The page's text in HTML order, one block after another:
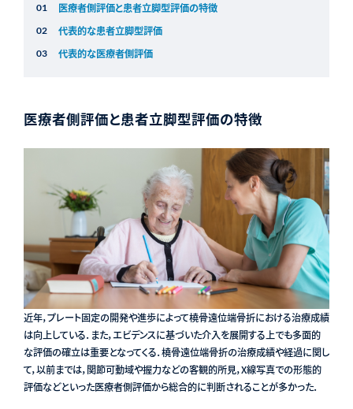
医療者側評価と患者立脚型評価の特徴
代表的な患者立脚型評価
代表的な医療者側評価
医療者側評価と患者立脚型評価の特徴
近年，プレート固定の開発や進歩によって橈骨遠位端骨折における治療成績
は向上している．また，エビデンスに基づいた介入を展開する上でも多面的
な評価の確立は重要となってくる．橈骨遠位端骨折の治療成績や経過に関し
て，以前までは，関節可動域や握力などの客観的所見，X線写真での形態的
評価などといった医療者側評価から総合的に判断されることが多かった．